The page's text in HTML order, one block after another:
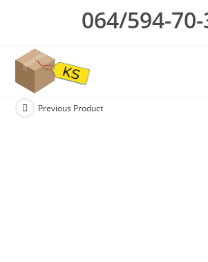
064/594-
Previous Product